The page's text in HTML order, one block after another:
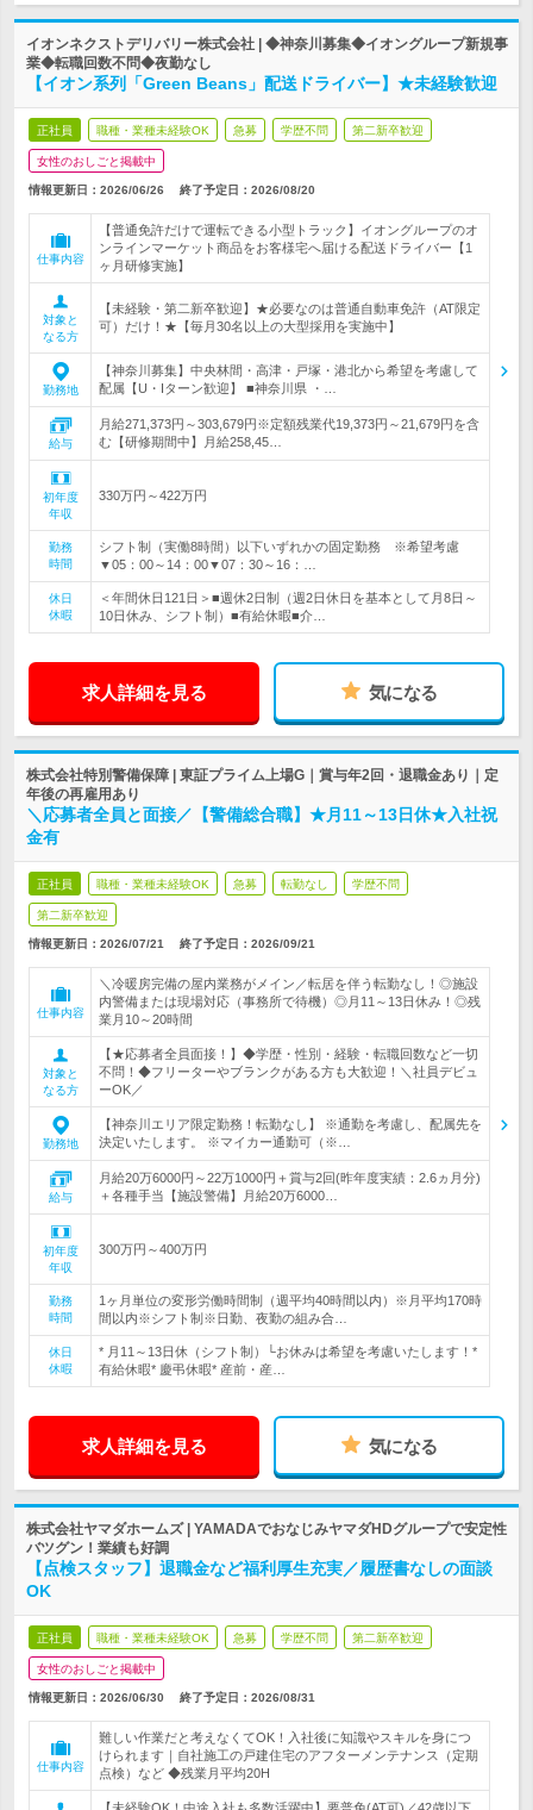
イオンネクストデリバリー株式会社 | ◆神奈川募集◆イオングループ新規事
業◆転職回数不問◆夜勤なし
【イオン系列「Green Beans」配送ドライバー】★未経験歓迎
正社員 職種・業種未経験OK 急募 学歴不問 第二新卒歓迎
女性のおしごと掲載中
情報更新日：2026/06/26 終了予定日： 2026/08/20
仕事内容
【普通免許だけで運転できる小型トラック】イオングループのオ
ンラインマーケット商品をお客様宅へ届ける配送ドライバー【1
ヶ月研修実施】
対象と
なる方
【未経験・第二新卒歓迎】★必要なのは普通自動車免許（AT限定
可）だけ！★【毎月30名以上の大型採用を実施中】
勤務地
【神奈川募集】中央林間・高津・戸塚・港北から希望を考慮して
配属【U・Iターン歓迎】 ■神奈川県 ・…
給与
月給271,373円～303,679円※定額残業代19,373円～21,679円を含
む【研修期間中】月給258,45…
初年度
年収
330万円～422万円
勤務
時間
シフト制（実働8時間）以下いずれかの固定勤務 ※希望考慮
▼05：00～14：00▼07：30～16：…
休日
休暇
＜年間休日121日＞■週休2日制（週2日休日を基本として月8日～
10日休み、シフト制）■有給休暇■介…
求人詳細を見る 気になる
株式会社特別警備保障 | 東証プライム上場G｜賞与年2回・退職金あり｜定
年後の再雇用あり
＼応募者全員と面接／【警備総合職】★月11～13日休★入社祝
金有
正社員 職種・業種未経験OK 急募 転勤なし 学歴不問
第二新卒歓迎
情報更新日：2026/07/21 終了予定日： 2026/09/21
仕事内容
＼冷暖房完備の屋内業務がメイン／転居を伴う転勤なし！◎施設
内警備または現場対応（事務所で待機）◎月11～13日休み！◎残
業月10～20時間
対象と
なる方
【★応募者全員面接！】◆学歴・性別・経験・転職回数など一切
不問！◆フリーターやブランクがある方も大歓迎！＼社員デビュ
ーOK／
勤務地
【神奈川エリア限定勤務！転勤なし】 ※通勤を考慮し、配属先を
決定いたします。 ※マイカー通勤可（※…
給与
月給20万6000円～22万1000円＋賞与2回(昨年度実績：2.6ヵ月分)
＋各種手当【施設警備】月給20万6000…
初年度
年収
300万円～400万円
勤務
時間
1ヶ月単位の変形労働時間制（週平均40時間以内）※月平均170時
間以内※シフト制※日勤、夜勤の組み合…
休日
休暇
* 月11～13日休（シフト制）└お休みは希望を考慮いたします！*
有給休暇* 慶弔休暇* 産前・産…
求人詳細を見る 気になる
株式会社ヤマダホームズ | YAMADAでおなじみヤマダHDグループで安定性
バツグン！業績も好調
【点検スタッフ】退職金など福利厚生充実／履歴書なしの面談
OK
正社員 職種・業種未経験OK 急募 学歴不問 第二新卒歓迎
女性のおしごと掲載中
情報更新日：2026/06/30 終了予定日： 2026/08/31
仕事内容
難しい作業だと考えなくてOK！入社後に知識やスキルを身につ
けられます｜自社施工の戸建住宅のアフターメンテナンス（定期
点検）など ◆残業月平均20H
【未経験OK！中途入社も多数活躍中】要普免(AT可)／42歳以下